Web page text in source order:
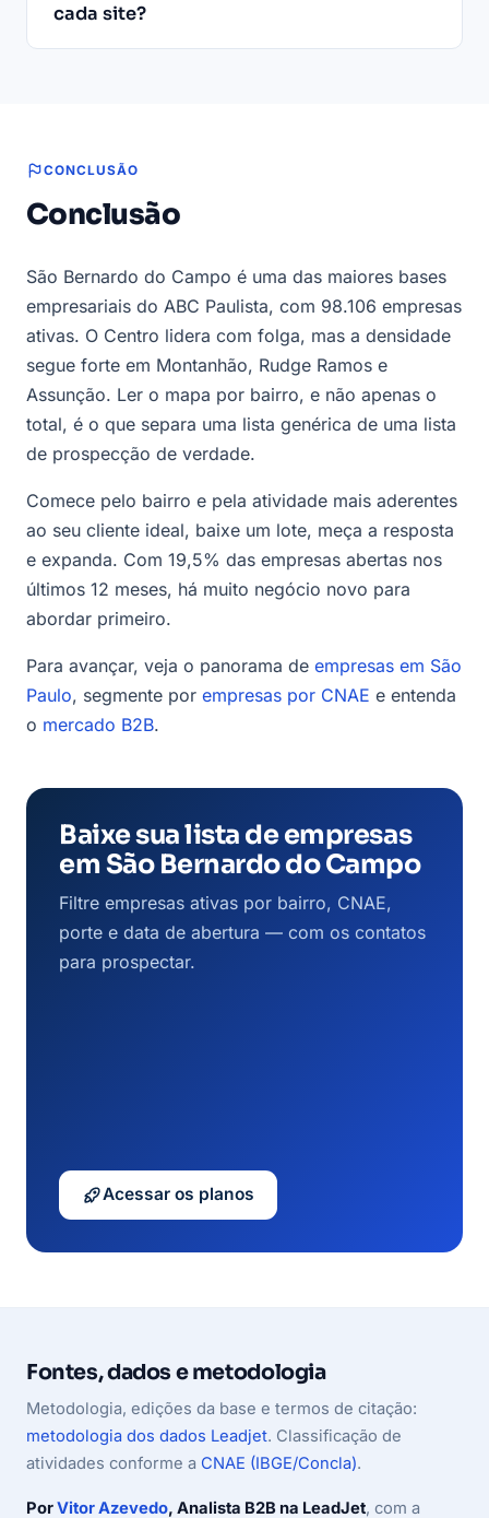
cada site?
CONCLUSÃO
Conclusão
São Bernardo do Campo é uma das maiores bases
empresariais do ABC Paulista, com 98.106 empresas
ativas. O Centro lidera com folga, mas a densidade
segue forte em Montanhão, Rudge Ramos e
Assunção. Ler o mapa por bairro, e não apenas o
total, é o que separa uma lista genérica de uma lista
de prospecção de verdade.
Comece pelo bairro e pela atividade mais aderentes
ao seu cliente ideal, baixe um lote, meça a resposta
e expanda. Com 19,5% das empresas abertas nos
últimos 12 meses, há muito negócio novo para
abordar primeiro.
Para avançar, veja o panorama de empresas em São
Paulo, segmente por empresas por CNAE e entenda
o mercado B2B.
Baixe sua lista de empresas
em São Bernardo do Campo
Filtre empresas ativas por bairro, CNAE,
porte e data de abertura — com os contatos
para prospectar.
Acessar os planos
Fontes, dados e metodologia
Metodologia, edições da base e termos de citação:
metodologia dos dados Leadjet. Classificação de
atividades conforme a CNAE (IBGE/Concla).
PorVitor Azevedo, Analista B2B na LeadJet, com a